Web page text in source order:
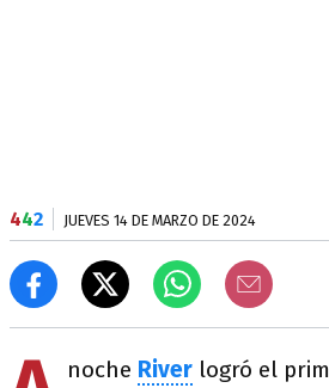
442 JUEVES 14 DE MARZO DE 2024
noche River logró el